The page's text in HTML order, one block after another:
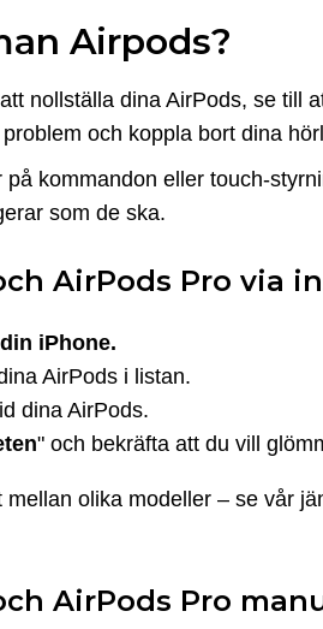
Airpods?
nollställa dina AirPods, se till
och koppla bort dina
kommandon eller touch-
som de ska.
AirPods Pro via
iPhone.
AirPods i listan.
dina AirPods.
" och bekräfta att du vill
olika modeller – se vår
AirPods Pro